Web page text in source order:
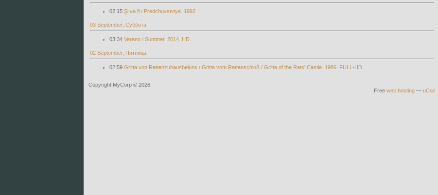
02:15 Şi va fi / Predchuvstviye. 1992.
03 September, Суббота
03:34 Verano / Summer. 2014. HD.
02 September, Пятница
02:59 Gritta von Rattenzuhausbeiuns / Gritta vom Rattenschloß / Gritta of the Rats' Castle. 1986. FULL-HD.
Copyright MyCorp © 2026
Free web hosting — uCoz